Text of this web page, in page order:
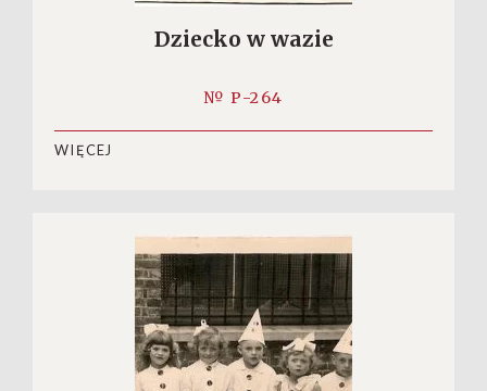
Dziecko w wazie
№ P-264
WIĘCEJ